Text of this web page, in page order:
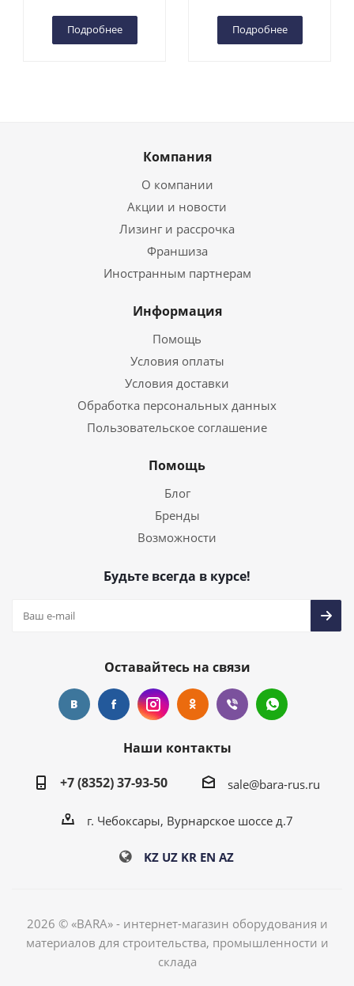
Подробнее Подробнее
Компания
О компании
Акции и новости
Лизинг и рассрочка
Франшиза
Иностранным партнерам
Информация
Помощь
Условия оплаты
Условия доставки
Обработка персональных данных
Пользовательское соглашение
Помощь
Блог
Бренды
Возможности
Будьте всегда в курсе!
Оставайтесь на связи
Наши контакты
+7 (8352) 37-93-50
sale@bara-rus.ru
г. Чебоксары, Вурнарское шоссе д.7
KZ UZ KR EN AZ
2026 © «BARA» - интернет-магазин оборудования и
материалов для строительства, промышленности и
склада